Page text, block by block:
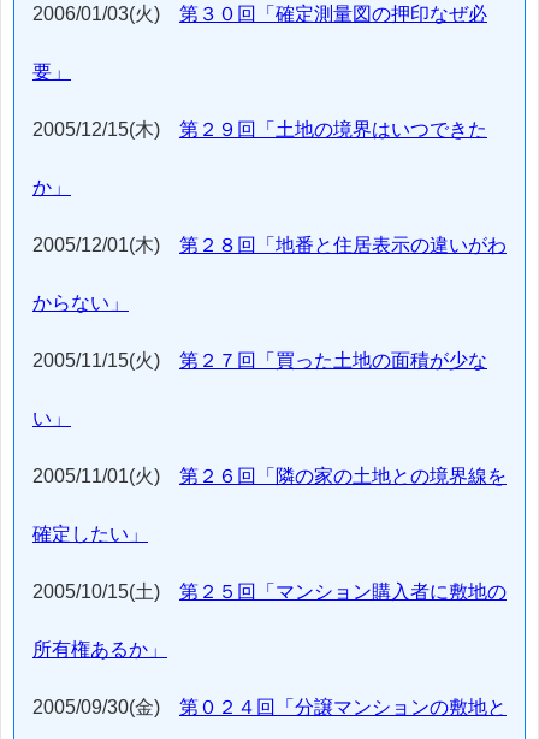
2006/01/03(火) 第３０回「確定測量図の押印なぜ必
要」
2005/12/15(木) 第２９回「土地の境界はいつできた
か」
2005/12/01(木) 第２８回「地番と住居表示の違いがわ
からない」
2005/11/15(火) 第２７回「買った土地の面積が少な
い」
2005/11/01(火) 第２６回「隣の家の土地との境界線を
確定したい」
2005/10/15(土) 第２５回「マンション購入者に敷地の
所有権あるか」
2005/09/30(金) 第０２４回「分譲マンションの敷地と